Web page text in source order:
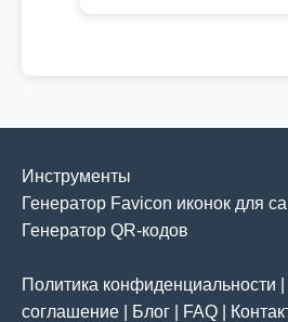
Инструменты
Генератор Favicon иконок для
Генератор QR-кодов
Политика конфиденциальности
соглашение
Блог FAQ